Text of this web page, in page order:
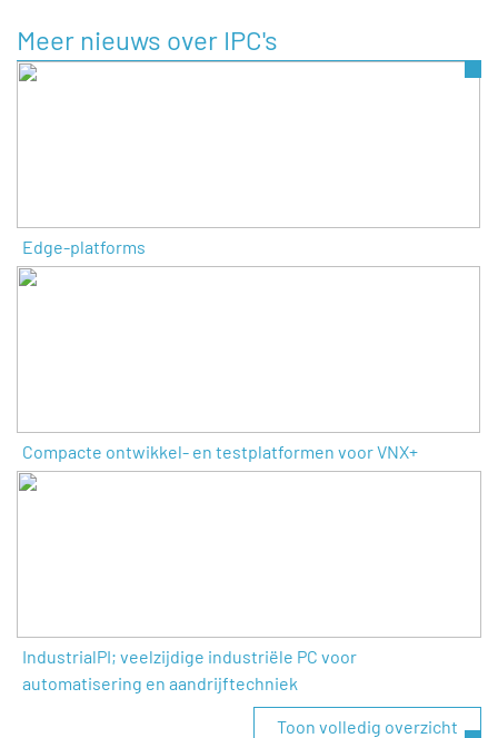
Meer nieuws over IPC's
Edge-platforms
Compacte ontwikkel- en testplatformen voor VNX+
IndustrialPI; veelzijdige industriële PC voor
automatisering en aandrijftechniek
Toon volledig overzicht